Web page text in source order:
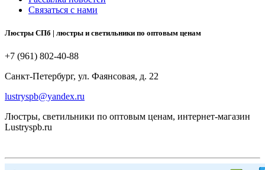
Связаться с нами
Люстры СПб | люстры и светильники по оптовым ценам
+7 (961) 802-40-88
Санкт-Петербург, ул. Фаянсовая, д. 22
lustryspb@yandex.ru
Люстры, светильники по оптовым ценам, интернет-магазин
Lustryspb.ru